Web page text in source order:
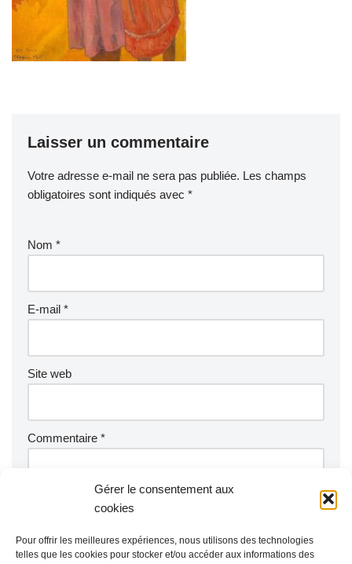
Gérer le consentement aux
cookies
Pour offrir les meilleures expériences, nous utilisons des technologies
telles que les cookies pour stocker et/ou accéder aux informations des
Laisser un commentaire
Votre adresse e-mail ne sera pas publiée. Les champs
obligatoires sont indiqués avec *
Nom *
E-mail *
Site web
Commentaire *